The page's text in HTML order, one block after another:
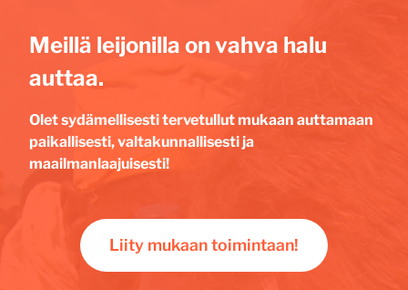
Meillä leijonilla on vahva halu
auttaa.
Olet sydämellisesti tervetullut mukaan auttamaan
paikallisesti, valtakunnallisesti ja
maailmanlaajuisesti!
Liity mukaan toimintaan!